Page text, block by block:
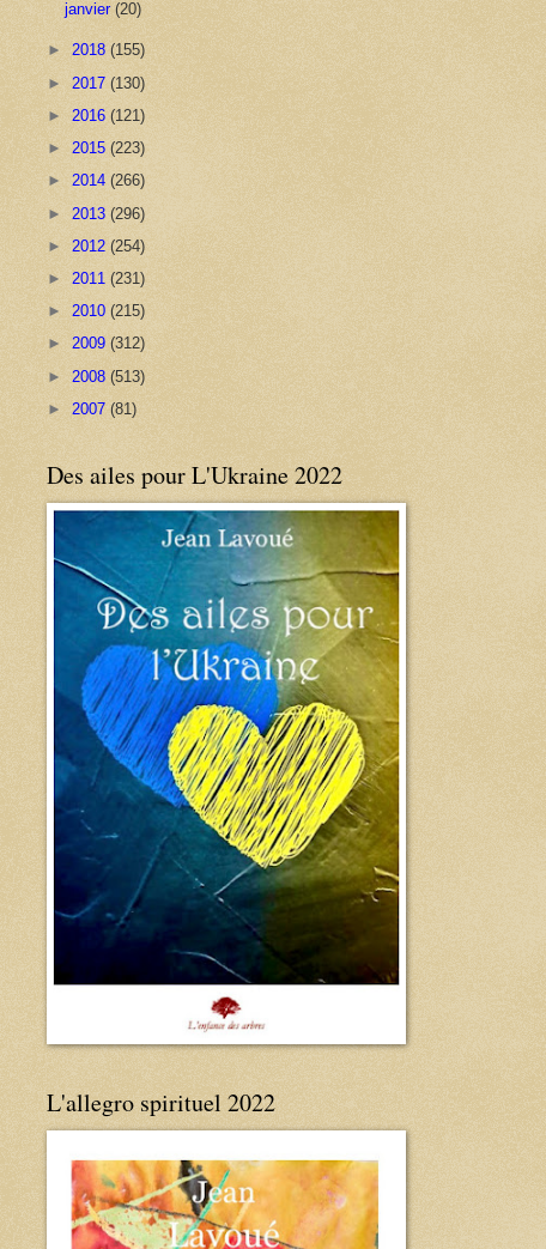
janvier(20)
► 2018 (155)
► 2017 (130)
► 2016 (121)
► 2015 (223)
► 2014 (266)
► 2013 (296)
► 2012 (254)
► 2011 (231)
► 2010 (215)
► 2009 (312)
► 2008 (513)
► 2007 (81)
Des ailes pour L'Ukraine 2022
L'allegro spirituel 2022